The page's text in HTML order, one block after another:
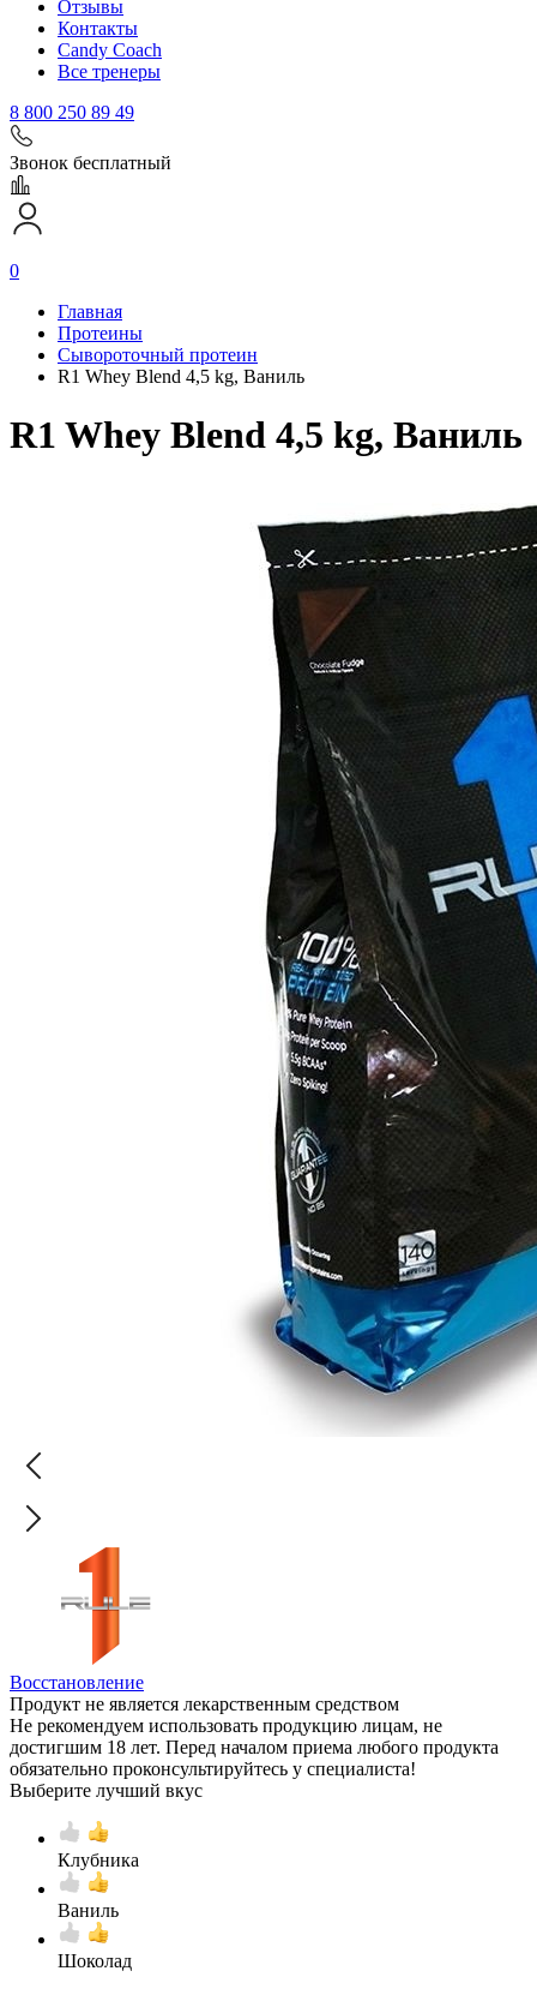
Отзывы
Контакты
Candy Coach
Все тренеры
8 800 250 89 49
Звонок бесплатный
0
Главная
Протеины
Сывороточный протеин
R1 Whey Blend 4,5 kg, Ваниль
R1 Whey Blend 4,5 kg, Ваниль
Восстановление
Продукт не является лекарственным средством
Не рекомендуем использовать продукцию лицам, не
достигшим 18 лет. Перед началом приема любого продукта
обязательно проконсультируйтесь у специалиста!
Выберите лучший вкус
Клубника
Ваниль
Шоколад